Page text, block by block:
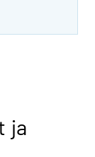
ja